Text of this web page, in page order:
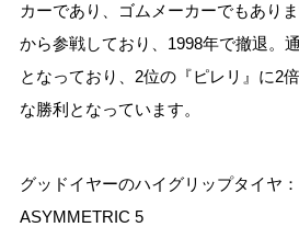
カーであり、ゴムメーカーでもあり
から参戦しており、1998年で撤退。
となっており、2位の『ピレリ』に2
な勝利となっています。
グッドイヤーのハイグリップタイヤ
ASYMMETRIC 5